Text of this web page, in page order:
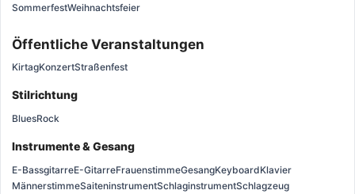
SommerfestWeihnachtsfeier
Öffentliche Veranstaltungen
KirtagKonzertStraßenfest
Stilrichtung
BluesRock
Instrumente & Gesang
E-BassgitarreE-GitarreFrauenstimmeGesangKeyboardKlavier
MännerstimmeSaiteninstrumentSchlaginstrumentSchlagzeug